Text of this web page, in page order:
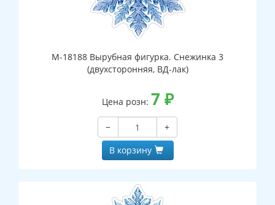
М-18188 Вырубная фигурка. Снежинка 3
(двухсторонняя, ВД-лак)
Цена розн: 7 ₽
−
+
В корзину